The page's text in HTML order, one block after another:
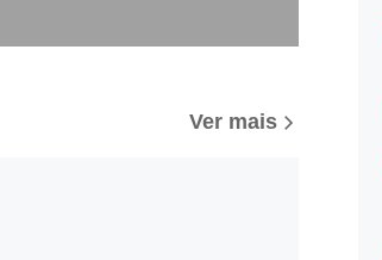
Ver mais